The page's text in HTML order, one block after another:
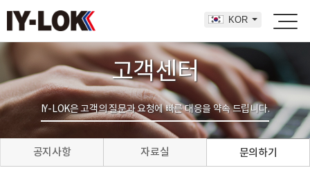
KOR
고객센터
IY-LOK은 고객의 질문과 요청에 빠른 대응을 약속 드립니다.
공지사항 자료실 문의하기